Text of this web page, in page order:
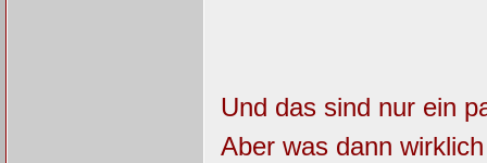
Und das sind nur ein
Aber was dann